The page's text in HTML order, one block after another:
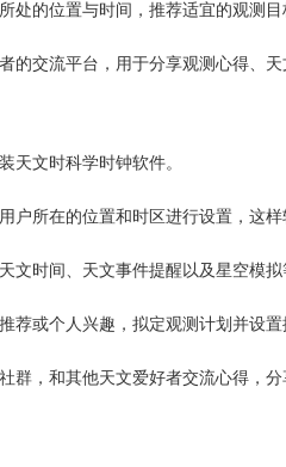
处的位置与时间，推荐适宜的观测目
的交流平台，用于分享观测心得、天
天文时科学时钟软件。
户所在的位置和时区进行设置，这样
文时间、天文事件提醒以及星空模拟
荐或个人兴趣，拟定观测计划并设置
群，和其他天文爱好者交流心得，分